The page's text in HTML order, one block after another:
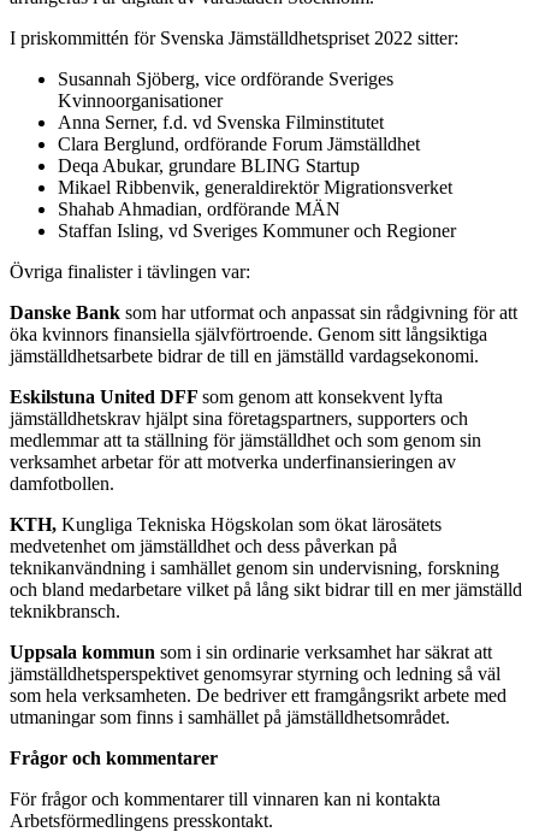
I priskommittén för Svenska Jämställdhetspriset 2022 sitter:
Susannah Sjöberg, vice ordförande Sveriges
Kvinnoorganisationer
Anna Serner, f.d. vd Svenska Filminstitutet
Clara Berglund, ordförande Forum Jämställdhet
Deqa Abukar, grundare BLING Startup
Mikael Ribbenvik, generaldirektör Migrationsverket
Shahab Ahmadian, ordförande MÄN
Staffan Isling, vd Sveriges Kommuner och Regioner
Övriga finalister i tävlingen var:
Danske Bank som har utformat och anpassat sin rådgivning för att
öka kvinnors finansiella självförtroende. Genom sitt långsiktiga
jämställdhetsarbete bidrar de till en jämställd vardagsekonomi.
Eskilstuna United DFF som genom att konsekvent lyfta
jämställdhetskrav hjälpt sina företagspartners, supporters och
medlemmar att ta ställning för jämställdhet och som genom sin
verksamhet arbetar för att motverka underfinansieringen av
damfotbollen.
KTH, Kungliga Tekniska Högskolan som ökat lärosätets
medvetenhet om jämställdhet och dess påverkan på
teknikanvändning i samhället genom sin undervisning, forskning
och bland medarbetare vilket på lång sikt bidrar till en mer jämställd
teknikbransch.
Uppsala kommun som i sin ordinarie verksamhet har säkrat att
jämställdhetsperspektivet genomsyrar styrning och ledning så väl
som hela verksamheten. De bedriver ett framgångsrikt arbete med
utmaningar som finns i samhället på jämställdhetsområdet.
Frågor och kommentarer
För frågor och kommentarer till vinnaren kan ni kontakta
Arbetsförmedlingens presskontakt.